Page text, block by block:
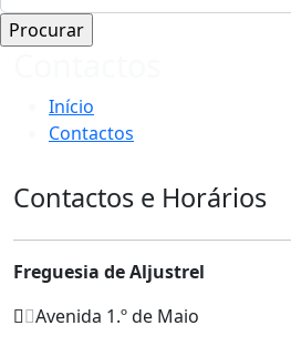
Início
Contactos
Contactos e Horários
Freguesia de Aljustrel
Avenida 1.º de Maio